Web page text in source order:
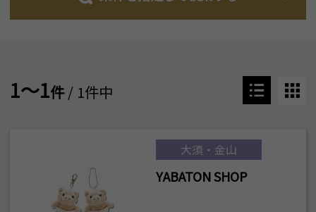
1～1件/ 1件中
大須・金山
YABATON SHOP